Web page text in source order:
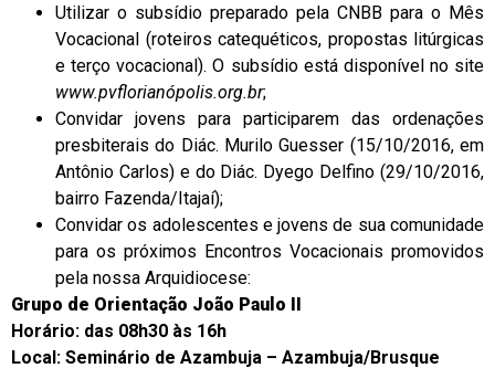
Utilizar o subsídio preparado pela CNBB para o Mês
Vocacional (roteiros catequéticos, propostas litúrgicas
e terço vocacional). O subsídio está disponível no site
www.pvflorianópolis.org.br;
Convidar jovens para participarem das ordenações
presbiterais do Diác. Murilo Guesser (15/10/2016, em
Antônio Carlos) e do Diác. Dyego Delfino (29/10/2016,
bairro Fazenda/Itajaí);
Convidar os adolescentes e jovens de sua comunidade
para os próximos Encontros Vocacionais promovidos
pela nossa Arquidiocese:
Grupo de Orientação João Paulo II
Horário: das 08h30 às 16h
Local: Seminário de Azambuja – Azambuja/Brusque